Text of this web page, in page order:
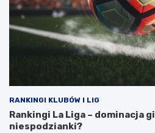
RANKINGI KLUBÓW I LIG
Rankingi La Liga – dominacja
niespodzianki?